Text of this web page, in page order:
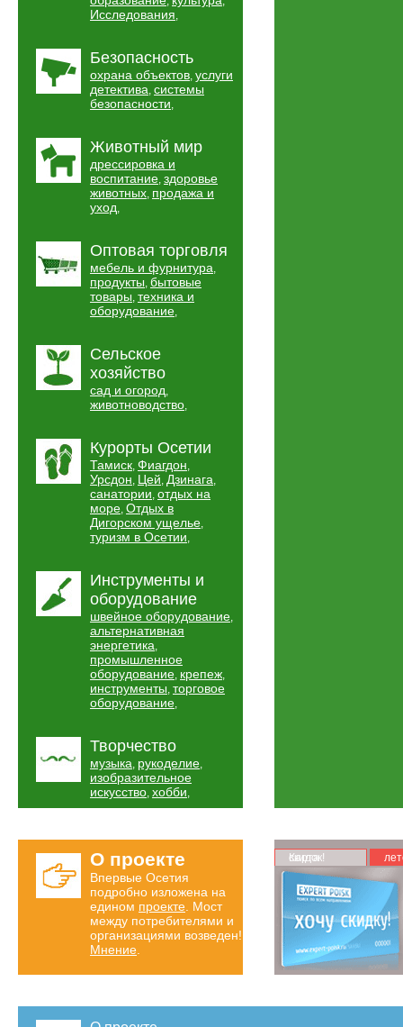
Исследования,
Безопасность
охрана объектов, услуги
детектива, системы
безопасности,
Животный мир
дрессировка и
воспитание, здоровье
животных, продажа и
уход,
Оптовая торговля
мебель и фурнитура,
продукты, бытовые
товары, техника и
оборудование,
Сельское
хозяйство
сад и огород,
животноводство,
Курорты Осетии
Тамиск, Фиагдон,
Урсдон, Цей, Дзинага,
санатории, отдых на
море, Отдых в
Дигорском ущелье,
туризм в Осетии,
Инструменты и
оборудование
швейное оборудование,
альтернативная
энергетика,
промышленное
оборудование, крепеж,
инструменты, торговое
оборудование,
Творчество
музыка, рукоделие,
изобразительное
искусство, хобби,
О проекте
Впервые Осетия
подробно изложена на
едином проекте . Мост
между потребителями и
организациями возведен!
Мнение
Карта скидок!